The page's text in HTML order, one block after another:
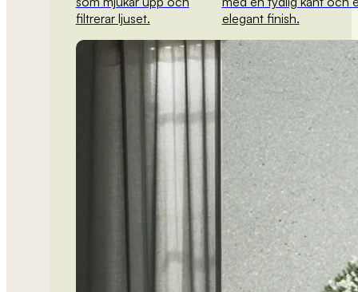
filtrerar ljuset.
elegant finish.